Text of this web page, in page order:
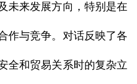
未来发展方向，特别是在
作与竞争。对话反映了各
全和贸易关系时的复杂立